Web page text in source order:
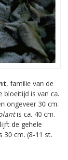
, familie van de
bloeitijd is van ca.
ongeveer 30 cm.
is ca. 40 cm.
de gehele
30 cm. (8-11 st.